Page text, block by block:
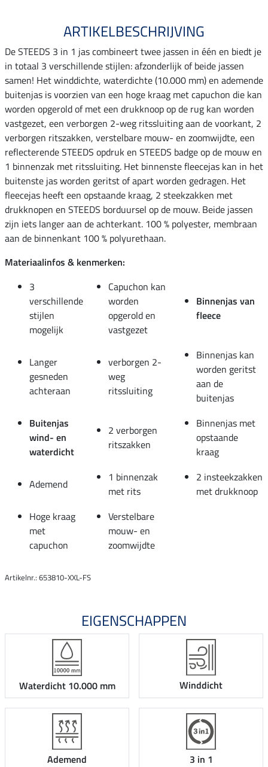
ARTIKELBESCHRIJVING
De STEEDS 3 in 1 jas combineert twee jassen in één en biedt je
in totaal 3 verschillende stijlen: afzonderlijk of beide jassen
samen! Het winddichte, waterdichte (10.000 mm) en ademende
buitenjas is voorzien van een hoge kraag met capuchon die kan
worden opgerold of met een drukknoop op de rug kan worden
vastgezet, een verborgen 2-weg ritssluiting aan de voorkant, 2
verborgen ritszakken, verstelbare mouw- en zoomwijdte, een
reflecterende STEEDS opdruk en STEEDS badge op de mouw en
1 binnenzak met ritssluiting. Het binnenste fleecejas kan in het
buitenste jas worden geritst of apart worden gedragen. Het
fleecejas heeft een opstaande kraag, 2 steekzakken met
drukknopen en STEEDS borduursel op de mouw. Beide jassen
zijn iets langer aan de achterkant. 100 % polyester, membraan
aan de binnenkant 100 % polyurethaan.
Materiaalinfos & kenmerken:
3
verschillende
stijlen
mogelijk
Capuchon kan
worden
opgerold en
vastgezet
Binnenjas van
fleece
Langer
gesneden
achteraan
verborgen 2-
weg
ritssluiting
Binnenjas kan
worden geritst
aan de
buitenjas
Buitenjas
wind- en
waterdicht
2 verborgen
ritszakken
Binnenjas met
opstaande
kraag
Ademend
1 binnenzak
met rits
2 insteekzakken
met drukknoop
Hoge kraag
met
capuchon
Verstelbare
mouw- en
zoomwijdte
Artikelnr.: 653810-XXL-FS
EIGENSCHAPPEN
Waterdicht 10.000 mm Winddicht
Ademend 3 in 1